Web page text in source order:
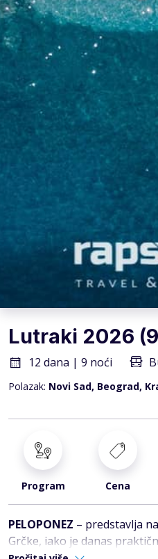
Lutraki 2026
12 dana | 9 noći
Polazak: Novi Sad, Beograd,
Program Cena
PELOPONEZ – predstavlja
Grčke, iako je danas